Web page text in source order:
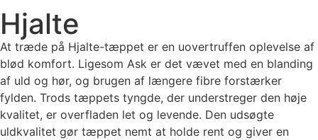
Hjalte
At træde på Hjalte-tæppet er en uovertruffen oplevelse af
blød komfort. Ligesom Ask er det vævet med en blanding
af uld og hør, og brugen af længere fibre forstærker
fylden. Trods tæppets tyngde, der understreger den høje
kvalitet, er overfladen let og levende. Den udsøgte
uldkvalitet gør tæppet nemt at holde rent og giver en